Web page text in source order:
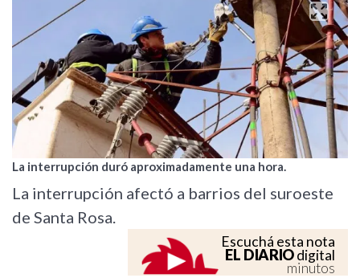
La interrupción duró aproximadamente una hora.
La interrupción afectó a barrios del suroeste
de Santa Rosa.
Escuchá esta nota
EL DIARIOdigital
minutos